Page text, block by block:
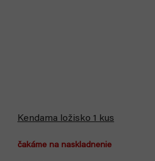
Kendama ložisko 1 kus
čakáme na naskladnenie